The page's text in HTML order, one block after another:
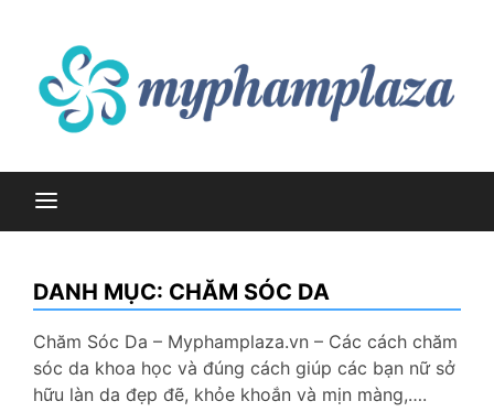
content
myphamplaza.vn
DANH MỤC: CHĂM SÓC DA
Chăm Sóc Da – Myphamplaza.vn – Các cách chăm
sóc da khoa học và đúng cách giúp các bạn nữ sở
hữu làn da đẹp đẽ, khỏe khoắn và mịn màng,….